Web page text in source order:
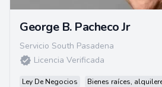
George B. Pacheco Jr
Servicio South Pasadena
Licencia Verificada
Ley De Negocios
Bienes raíces,